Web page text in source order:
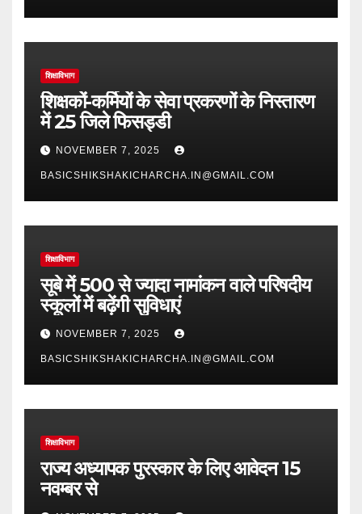
शिक्षाविभाग
शिक्षकों-कर्मियों के सेवा प्रकरणों के निस्तारण
में 25 जिले फिसड्डी
NOVEMBER 7, 2025
BASICSHIKSHAKICHARCHA.IN@GMAIL.COM
शिक्षाविभाग
सूबे में 500 से ज्यादा नामांकन वाले परिषदीय
स्कूलों में बढ़ेंगी सुविधाएं
NOVEMBER 7, 2025
BASICSHIKSHAKICHARCHA.IN@GMAIL.COM
शिक्षाविभाग
राज्य अध्यापक पुरस्कार के लिए आवेदन 15
नवम्बर से